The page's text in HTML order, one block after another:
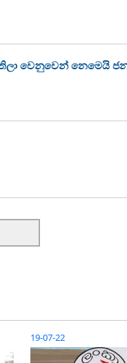
වෙනුවෙන් නෙමෙයි
19-07-22